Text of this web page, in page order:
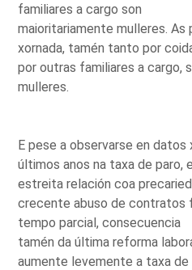
familiares a cargo son
maioritariamente mulleres. As
xornada, tamén tanto por
por outras familiares a cargo,
mulleres.
E pese a observarse en datos
últimos anos na taxa de paro,
estreita relación coa
crecente abuso de contratos
tempo parcial, consecuencia
tamén da última reforma
aumente levemente a taxa